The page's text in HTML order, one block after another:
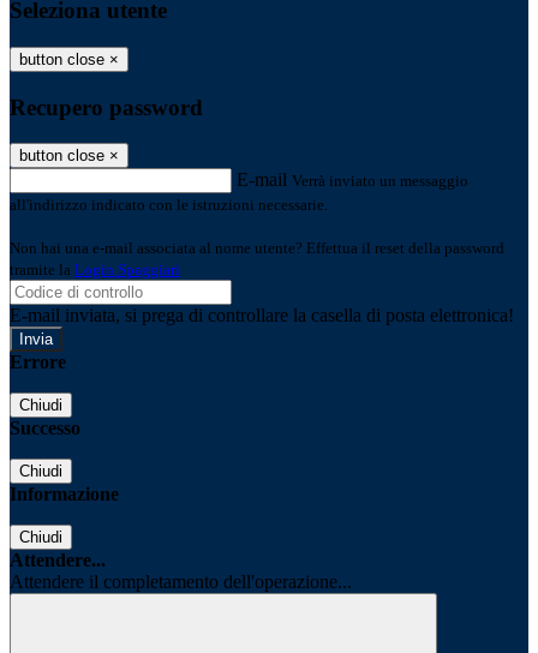
Seleziona utente
button close ×
Recupero password
button close ×
E-mail Verrà inviato un messaggio
all'indirizzo indicato con le istruzioni necessarie.
Non hai una e-mail associata al nome utente? Effettua il reset della password
tramite la Login Spaggiari
E-mail inviata, si prega di controllare la casella di posta elettronica!
Errore
Chiudi
Successo
Chiudi
Informazione
Chiudi
Attendere...
Attendere il completamento dell'operazione...